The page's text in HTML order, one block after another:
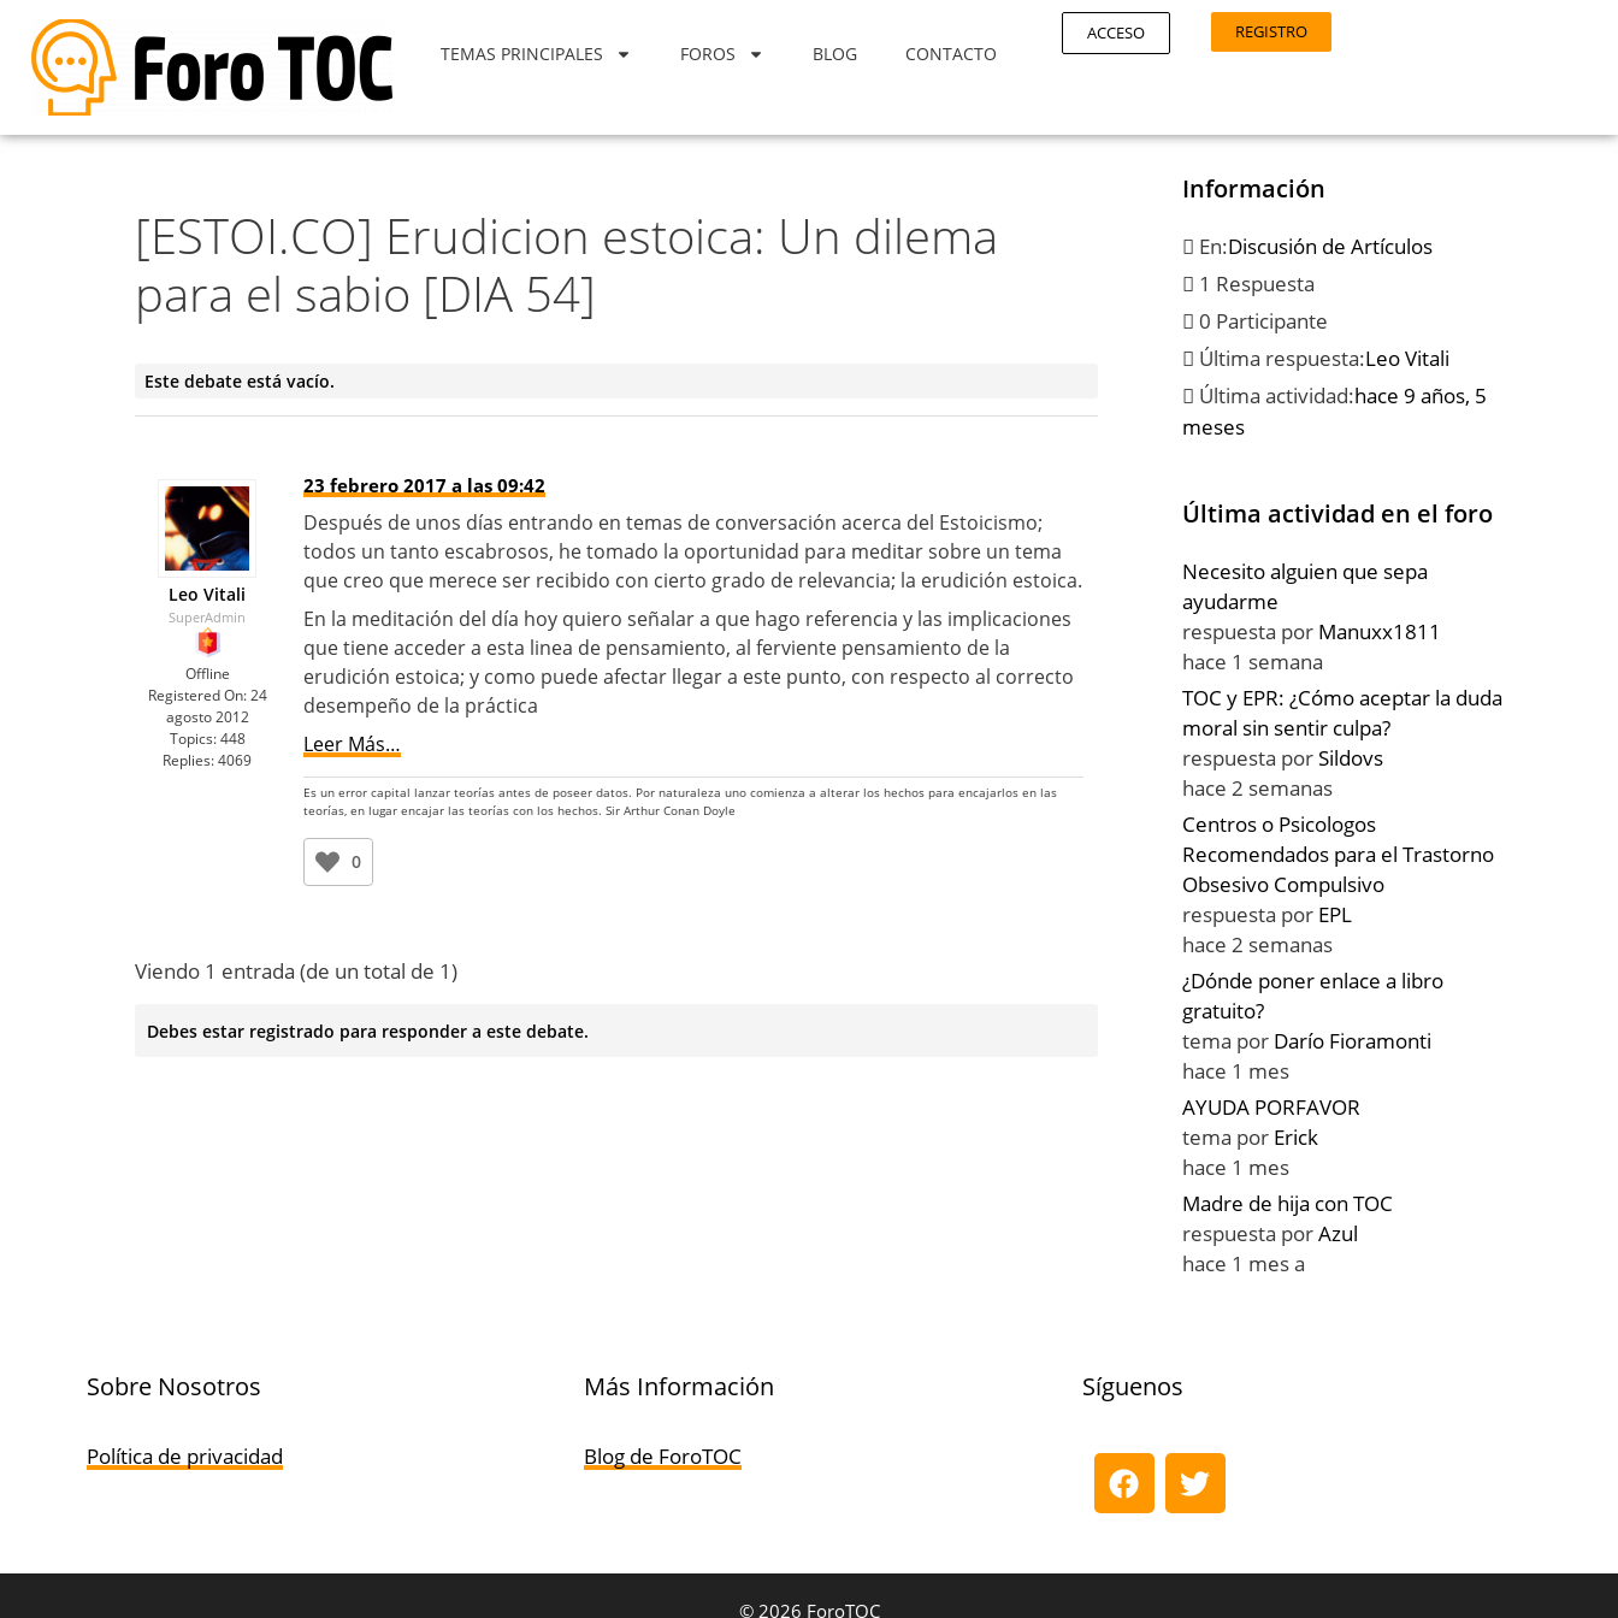
TEMAS PRINCIPALES FOROS BLOG CONTACTO
ACCESO REGISTRO
[ESTOI.CO] Erudicion estoica: Un dilema
para el sabio [DIA 54]
Este debate está vacío.
Leo Vitali
SuperAdmin
Offline
Registered On: 24
agosto 2012
Topics: 448
Replies:4069
23 febrero 2017 a las 09:42
Después de unos días entrando en temas de conversación acerca del Estoicismo;
todos un tanto escabrosos, he tomado la oportunidad para meditar sobre un tema
que creo que merece ser recibido con cierto grado de relevancia; la erudición estoica.
En la meditación del día hoy quiero señalar a que hago referencia y las implicaciones
que tiene acceder a esta linea de pensamiento, al ferviente pensamiento de la
erudición estoica; y como puede afectar llegar a este punto, con respecto al correcto
desempeño de la práctica
Leer Más…
Es un error capital lanzar teorías antes de poseer datos. Por naturaleza uno comienza a alterar los hechos para encajarlos en las
teorías, en lugar encajar las teorías con los hechos. Sir Arthur Conan Doyle
0
Viendo 1 entrada (de un total de 1)
Debes estar registrado para responder a este debate.
Información
En:Discusión de Artículos
1 Respuesta
0 Participante
Última respuesta:Leo Vitali
Última actividad:hace 9 años, 5
meses
Última actividad en el foro
Necesito alguien que sepa
ayudarme
respuesta por Manuxx1811
hace 1 semana
TOC y EPR: ¿Cómo aceptar la duda
moral sin sentir culpa?
respuesta porSildovs
hace 2 semanas
Centros o Psicologos
Recomendados para el Trastorno
Obsesivo Compulsivo
respuesta por EPL
hace 2 semanas
¿Dónde poner enlace a libro
gratuito?
tema por Darío Fioramonti
hace 1 mes
AYUDA PORFAVOR
tema por Erick
hace 1 mes
Madre de hija con TOC
respuesta porAzul
hace 1 mes a
Sobre Nosotros
Política de privacidad
Más Información
Blog de ForoTOC
Síguenos
© 2026 ForoTOC